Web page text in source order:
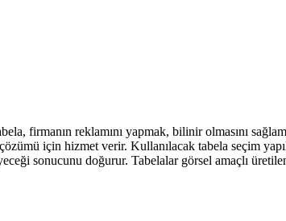
firmanın reklamını yapmak, bilinir olmasını
için hizmet verir. Kullanılacak tabela seçim
sonucunu doğurur. Tabelalar görsel amaçlı